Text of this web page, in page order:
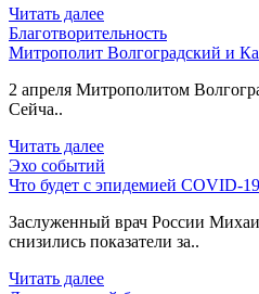
Читать далее
Благотворительность
Митрополит Волгоградский и
2 апреля Митрополитом
Сейча..
Читать далее
Эхо событий
Что будет с эпидемией COVID-
Заслуженный врач России
снизились показатели за..
Читать далее